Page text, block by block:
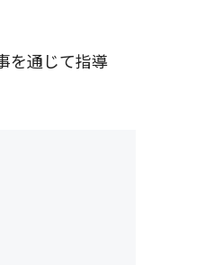
を通じて指導